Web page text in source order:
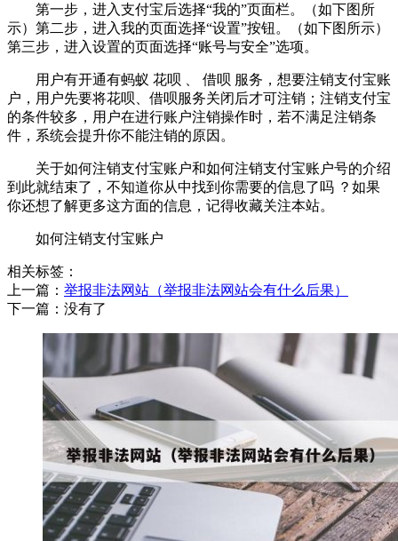
第一步，进入支付宝后选择“我的”页面栏。（如下图所
示）第二步，进入我的页面选择“设置”按钮。（如下图所示）
第三步，进入设置的页面选择“账号与安全”选项。
用户有开通有蚂蚁 花呗 、 借呗 服务，想要注销支付宝账
户，用户先要将花呗、借呗服务关闭后才可注销；注销支付宝
的条件较多，用户在进行账户注销操作时，若不满足注销条
件，系统会提升你不能注销的原因。
关于如何注销支付宝账户和如何注销支付宝账户号的介绍
到此就结束了，不知道你从中找到你需要的信息了吗 ？如果
你还想了解更多这方面的信息，记得收藏关注本站。
如何注销支付宝账户
相关标签：
上一篇： ​举报非法网站（举报非法网站会有什么后果）
下一篇：没有了